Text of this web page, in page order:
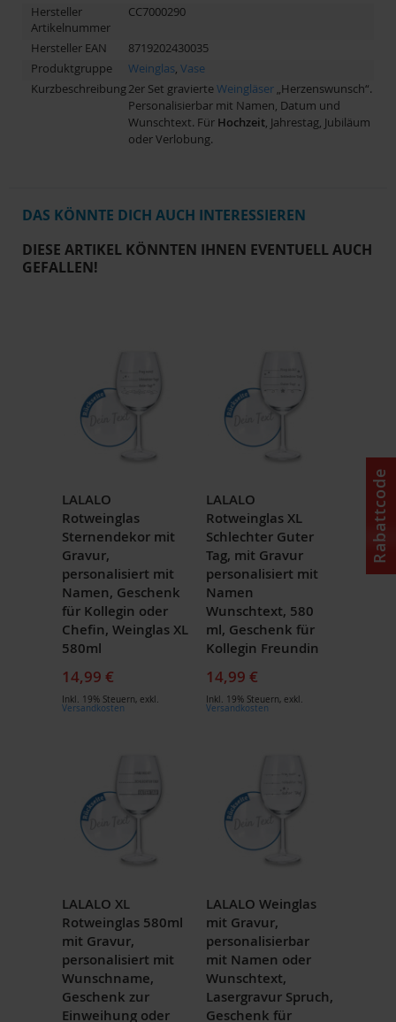
Hersteller
Artikelnummer
CC7000290
Hersteller EAN
8719202430035
Produktgruppe
Weinglas, Vase
Kurzbeschreibung2er Set gravierteWeingläser „Herzenswunsch“.
Personalisierbar mit Namen, Datum und
Wunschtext. Für Hochzeit, Jahrestag, Jubiläum
oder Verlobung.
DAS KÖNNTE DICH AUCH INTERESSIEREN
DIESE ARTIKEL KÖNNTEN IHNEN EVENTUELL AUCH
GEFALLEN!
LALALO
Rotweinglas
Sternendekor mit
Gravur,
personalisiert mit
Namen, Geschenk
für Kollegin oder
Chefin, Weinglas XL
580ml
14,99 €
Inkl. 19% Steuern, exkl.
Versandkosten
LALALO
Rotweinglas XL
Schlechter Guter
Tag, mit Gravur
personalisiert mit
Namen
Wunschtext, 580
ml, Geschenk für
Kollegin Freundin
14,99 €
Inkl. 19% Steuern, exkl.
Versandkosten
LALALO XL
Rotweinglas 580ml
mit Gravur,
personalisiert mit
Wunschname,
Geschenk zur
Einweihung oder
LALALO Weinglas
mit Gravur,
personalisierbar
mit Namen oder
Wunschtext,
Lasergravur Spruch,
Geschenk für
Rabattcode